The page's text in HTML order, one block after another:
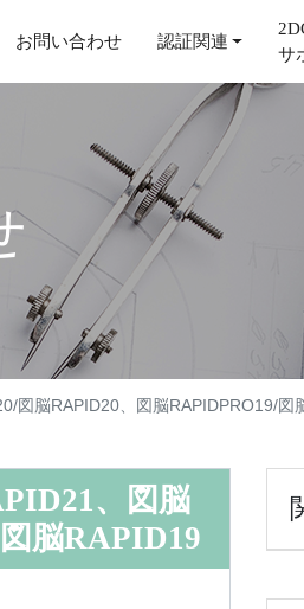
お問い合わせ 認証関連
サ
図脳RAPID20、図脳RAPIDPRO19/図
、図脳
脳RAPID19